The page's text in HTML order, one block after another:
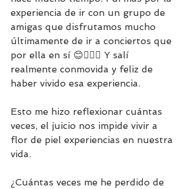
experiencia de ir con un grupo de
amigas que disfrutamos mucho
últimamente de ir a conciertos que
por ella en sí 😊🤷🏻‍♀️ Y salí
realmente conmovida y feliz de
haber vivido esa experiencia.
Esto me hizo reflexionar cuántas
veces, el juicio nos impide vivir a
flor de piel experiencias en nuestra
vida.
¿Cuántas veces me he perdido de